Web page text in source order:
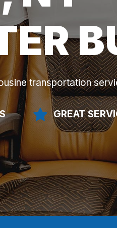
transportation
GREAT